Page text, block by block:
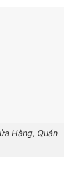
Hàng, Quán